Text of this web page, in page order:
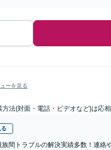
ーを見る
方法(対面・電話・ビデオなど)は応
族間トラブルの解決実績多数！連